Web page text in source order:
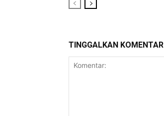
TINGGALKAN KOMENTAR